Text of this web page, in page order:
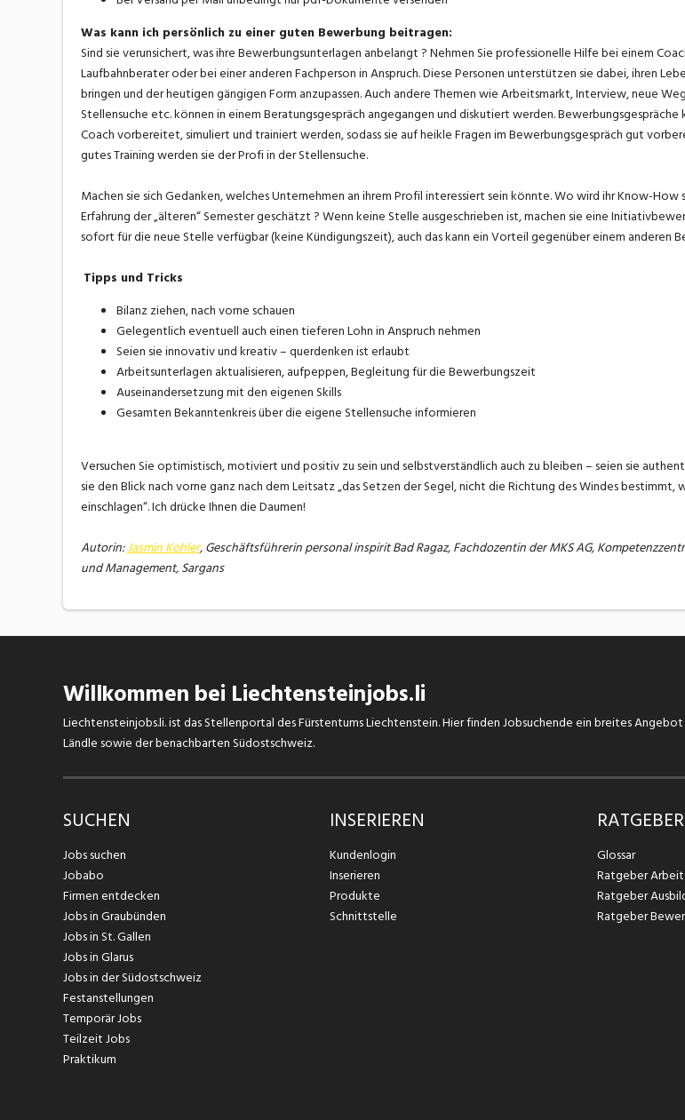
Was kann ich persönlich zu einer guten Bewerbung beitragen:
Sind sie verunsichert, was ihre Bewerbungsunterlagen anbelangt ? Nehmen Sie professionelle Hilfe bei einem
Laufbahnberater oder bei einer anderen Fachperson in Anspruch. Diese Personen unterstützen sie dabei, ihren
bringen und der heutigen gängigen Form anzupassen. Auch andere Themen wie Arbeitsmarkt, Interview, neue
Stellensuche etc. können in einem Beratungsgespräch angegangen und diskutiert werden.
Coach vorbereitet, simuliert und trainiert werden, sodass sie auf heikle Fragen im Bewerbungsgespräch gut
gutes Training werden sie der Profi in der Stellensuche.
Machen sie sich Gedanken, welches Unternehmen an ihrem Profil interessiert sein könnte. Wo wird ihr Know-How
Erfahrung der „älteren“ Semester geschätzt ? Wenn keine Stelle ausgeschrieben ist, machen sie eine
sofort für die neue Stelle verfügbar (keine Kündigungszeit), auch das kann ein Vorteil gegenüber einem anderen
Tipps und Tricks
Bilanz ziehen, nach vorne schauen
Gelegentlich eventuell auch einen tieferen Lohn in Anspruch nehmen
Seien sie innovativ und kreativ – querdenken ist erlaubt
Arbeitsunterlagen aktualisieren, aufpeppen, Begleitung für die Bewerbungszeit
Auseinandersetzung mit den eigenen Skills
Gesamten Bekanntenkreis über die eigene Stellensuche informieren
Versuchen Sie optimistisch, motiviert und positiv zu sein und selbstverständlich auch zu bleiben – seien sie
sie den Blick nach vorne ganz nach dem Leitsatz „das Setzen der Segel, nicht die Richtung des Windes bestimmt,
einschlagen“. Ich drücke Ihnen die Daumen!
Autorin:Jasmin Kohler, Geschäftsführerin personal inspirit Bad Ragaz, Fachdozentin der MKS AG,
und Management, Sargans
Willkommen bei Liechtensteinjobs.li
Liechtensteinjobs.li. ist das Stellenportal des Fürstentums Liechtenstein. Hier finden Jobsuchende ein breites
Ländle sowie der benachbarten Südostschweiz.
SUCHEN
Jobs suchen
Jobabo
Firmen entdecken
Jobs in Graubünden
Jobs in St. Gallen
Jobs in Glarus
Jobs in der Südostschweiz
Festanstellungen
Temporär Jobs
Teilzeit Jobs
Praktikum
INSERIEREN
Kundenlogin
Inserieren
Produkte
Schnittstelle
RATGEBER
Glossar
Ratgeber Arbeit
Ratgeber
Ratgeber